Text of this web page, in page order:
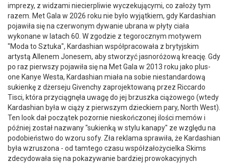
imprezy, z widzami niecierpliwie wyczekującymi, co założy tym
razem. Met Gala w 2026 roku nie było wyjątkiem, gdy Kardashian
pojawiła się na czerwonym dywanie ubrana w płyty ciała
wykonane w latach 60. W zgodzie z tegorocznym motywem
"Moda to Sztuka", Kardashian współpracowała z brytyjskim
artystą Allenem Jonesem, aby stworzyć jasnoróżową kreację. Gdy
po raz pierwszy pojawiła się na Met Gala w 2013 roku jako plus-
one Kanye Westa, Kardashian miała na sobie niestandardową
sukienkę z dżerseju Givenchy zaprojektowaną przez Riccardo
Tisci, która przyciągnęła uwagę do jej brzuszka ciążowego (wtedy
Kardashian była w ciąży z pierwszym dzieckiem pary, North West).
Ten look dał początek pozornie nieskończonej ilości memów i
później został nazwany "sukienką w stylu kanapy" ze względu na
podobieństwo do wzoru sofy. Zła reklama sprawiła, że Kardashian
była wzruszona - od tamtego czasu współzałożycielka Skims
zdecydowała się na pokazywanie bardziej prowokacyjnych